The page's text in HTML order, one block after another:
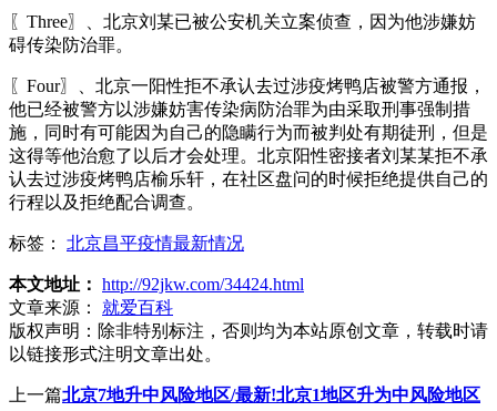
〖Three〗、北京刘某已被公安机关立案侦查，因为他涉嫌妨
碍传染防治罪。
〖Four〗、北京一阳性拒不承认去过涉疫烤鸭店被警方通报，
他已经被警方以涉嫌妨害传染病防治罪为由采取刑事强制措
施，同时有可能因为自己的隐瞒行为而被判处有期徒刑，但是
这得等他治愈了以后才会处理。北京阳性密接者刘某某拒不承
认去过涉疫烤鸭店榆乐轩，在社区盘问的时候拒绝提供自己的
行程以及拒绝配合调查。
标签： 北京昌平疫情最新情况
本文地址： http://92jkw.com/34424.html
文章来源：
就爱百科
版权声明： 除非特别标注，否则均为本站原创文章，转载时请
以链接形式注明文章出处。
上一篇北京7地升中风险地区/最新!北京1地区升为中风险地区